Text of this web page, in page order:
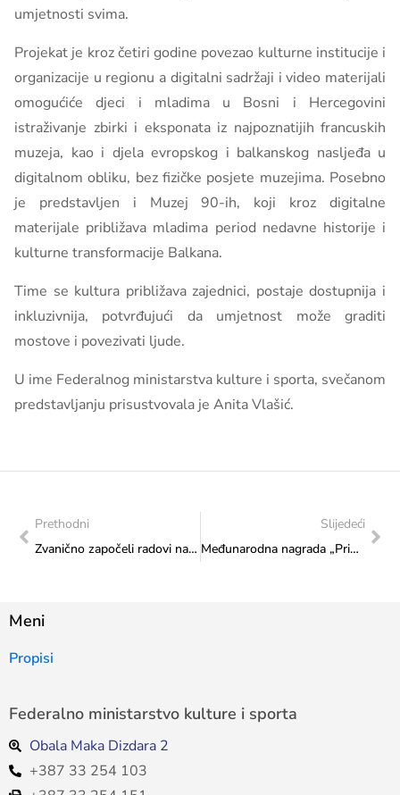
umjetnosti svima.
Projekat je kroz četiri godine povezao kulturne institucije i
organizacije u regionu a digitalni sadržaji i video materijali
omogućiće djeci i mladima u Bosni i Hercegovini
istraživanje zbirki i eksponata iz najpoznatijih francuskih
muzeja, kao i djela evropskog i balkanskog nasljeđa u
digitalnom obliku, bez fizičke posjete muzejima. Posebno
je predstavljen i Muzej 90-ih, koji kroz digitalne
materijale približava mladima period nedavne historije i
kulturne transformacije Balkana.
Time se kultura približava zajednici, postaje dostupnija i
inkluzivnija, potvrđujući da umjetnost može graditi
mostove i povezivati ljude.
U ime Federalnog ministarstva kulture i sporta, svečanom
predstavljanju prisustvovala je Anita Vlašić.
Prethodni
Zvanično započeli radovi na izgradnji Muzeja savremene umjetnosti Ars Aevi
Slijedeći
Međunarodna nagrada „Primjene kvantne inteligencije za izgradnju održivog društva znanja i unapređenje dobrobiti čovjeka“
Meni
Propisi
Federalno ministarstvo kulture i sporta
Obala Maka Dizdara 2
+387 33 254 103